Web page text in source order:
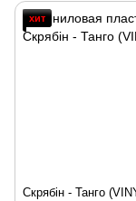
хит
Скрябін - Танго